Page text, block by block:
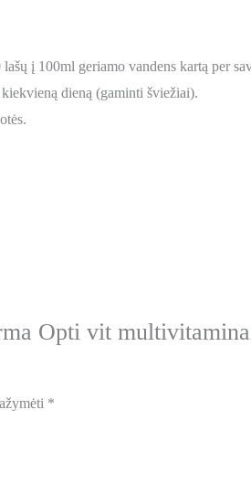
į 100ml geriamo vandens kartą per
dieną (gaminti šviežiai).
Opti vit
*